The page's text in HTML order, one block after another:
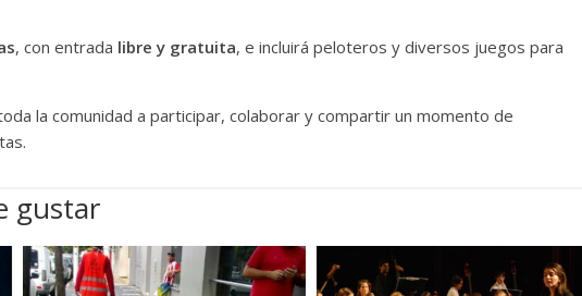
, con entrada libre y gratuita, e incluirá peloteros y diversos juegos para
la comunidad a participar, colaborar y compartir un momento de
gustar